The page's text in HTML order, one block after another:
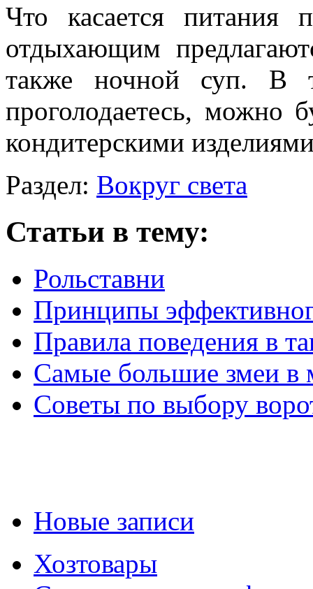
Что касается питания
отдыхающим
также ночной суп. В
проголодаетесь, можно
кондитерскими
Раздел: Вокруг света
Статьи в тему:
Рольставни
Принципы
Правила поведения в
Самые большие змеи в
Советы по выбору
Новые записи
Хозтовары